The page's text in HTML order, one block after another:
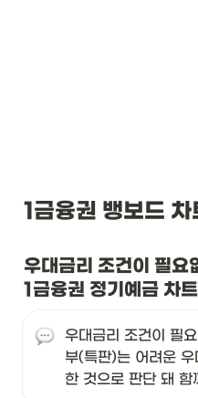
1금융권 뱅보드 차
우대금리 조건이 필요
1금융권 정기예금 차트
우대금리 조건이 필
부(특판)는 어려운
한 것으로 판단 돼 함